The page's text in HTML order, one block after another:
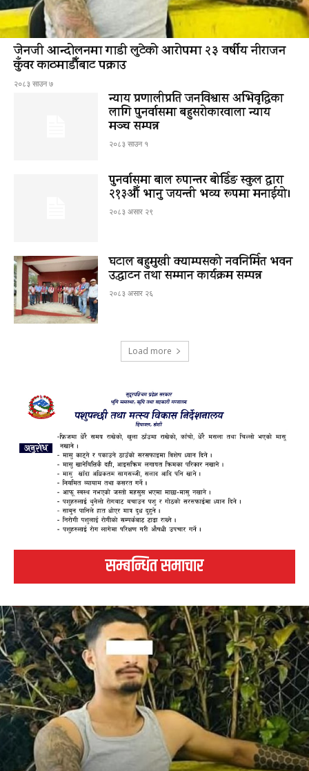
जेनजी आन्दोलनमा गाडी लुटेको आरोपमा २३ वर्षीय नीराजन
कुँवर काठमाडौँबाट पक्राउ
२०८३ साउन ७
न्याय प्रणालीप्रति जनविश्वास अभिवृद्धिका
लागि पुनर्वासमा बहुसरोकारवाला न्याय
मञ्च सम्पन्न
२०८३ साउन १
पुनर्वासमा बाल रुपान्तर बोर्डिङ स्कुल द्धारा
२१३औँ भानु जयन्ती भव्य रूपमा मनाईयो।
२०८३ असार २९
घटाल बहुमुखी क्याम्पसको नवनिर्मित भवन
उद्घाटन तथा सम्मान कार्यक्रम सम्पन्न
२०८३ असार २६
Load more
सम्बन्धित समाचार